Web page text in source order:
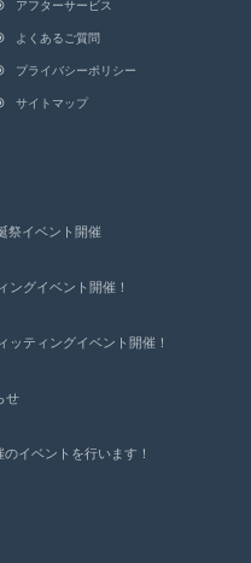
アフターサービス
よくあるご質問
プライバシーポリシー
サイトマップ
祭イベント開催
ングイベント開催！
ッティングイベント開催！
せ
イベントを行います！